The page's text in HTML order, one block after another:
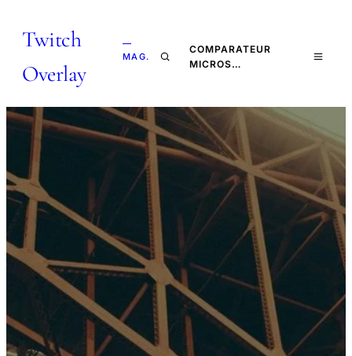
Twitch
Overlay
—
MAG.
COMPARATEUR
MICROS…